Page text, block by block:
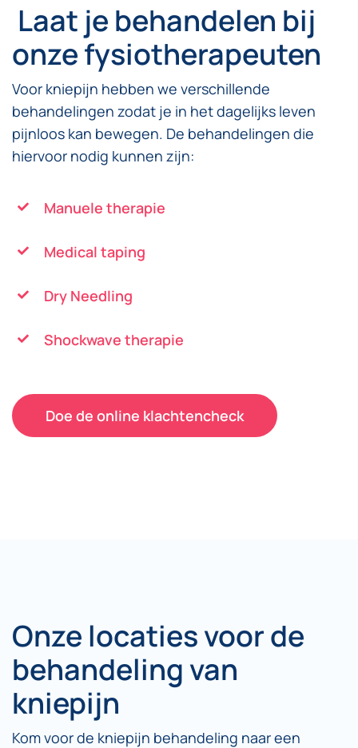
Laat je behandelen bij
onze fysiotherapeuten
Voor kniepijn hebben we verschillende
behandelingen zodat je in het dagelijks leven
pijnloos kan bewegen. De behandelingen die
hiervoor nodig kunnen zijn:
Manuele therapie
Medical taping
Dry Needling
Shockwave therapie
Doe de online klachtencheck
Onze locaties voor de
behandeling van
kniepijn
Kom voor de kniepijn behandeling naar een